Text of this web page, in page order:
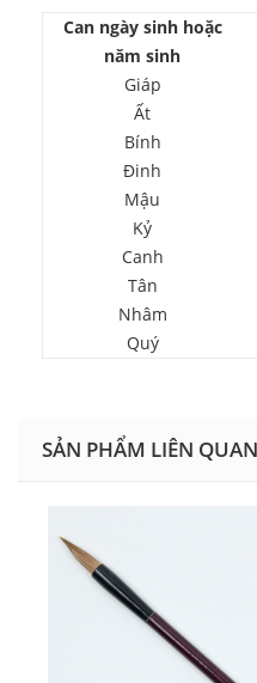
Can ngày sinh hoặc
năm sinh
Giáp
Ất
Bính
Đinh
Mậu
Kỷ
Canh
Tân
Nhâm
Quý
SẢN PHẨM LIÊN QUAN